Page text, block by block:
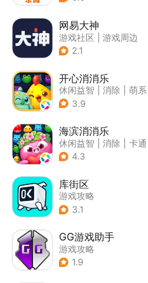
网易大神
游戏社区
游戏周边
2.1
开心消消乐
休闲益智 消除
萌系
| 乐元素
3.9
海滨消消乐
休闲益智 消除
卡通
| 乐元素
4.3
库街区
游戏攻略
3.1
GG游戏助手
游戏攻略
1.9